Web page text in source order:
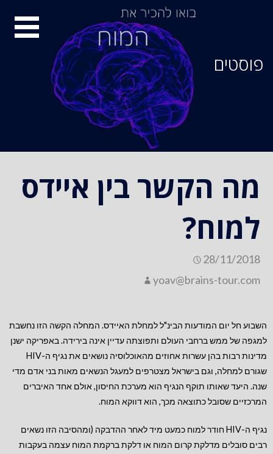
פוסטים
מה הקשר בין איידס
למוח?
28/11/2018
yoav@brains-tour.com
השבוע חל יום המודעות הבינ"ל למחלת האיידס. המחלה הקשה הזו נחשבת
למגפה של ממש ברחבי העולם ותפוצתה עדיין אינה בירידה. באפריקה ישנן
מדינות רבות בהן עשרות אחוזים מהאוכלוסיה נושאים את נגיף ה-HIV
שגורם למחלה, וגם בישראל מצטרפים למעגל הנשאים מאות בני אדם מדי
שנה. היעד שאותו תוקף הנגיף הוא מערכת החיסון, אולם אחד האיברים
המרכזיים שסובל כתוצאה מכך, הוא דווקא המוח.
נגיף ה-HIV חודר למוח כמעט מיד לאחר ההדבקה (ומהסיבה הזו נשאים
רבים סובלים מדלקת קרום המוח או דלקת ברקמת המוח עצמה בעקבות